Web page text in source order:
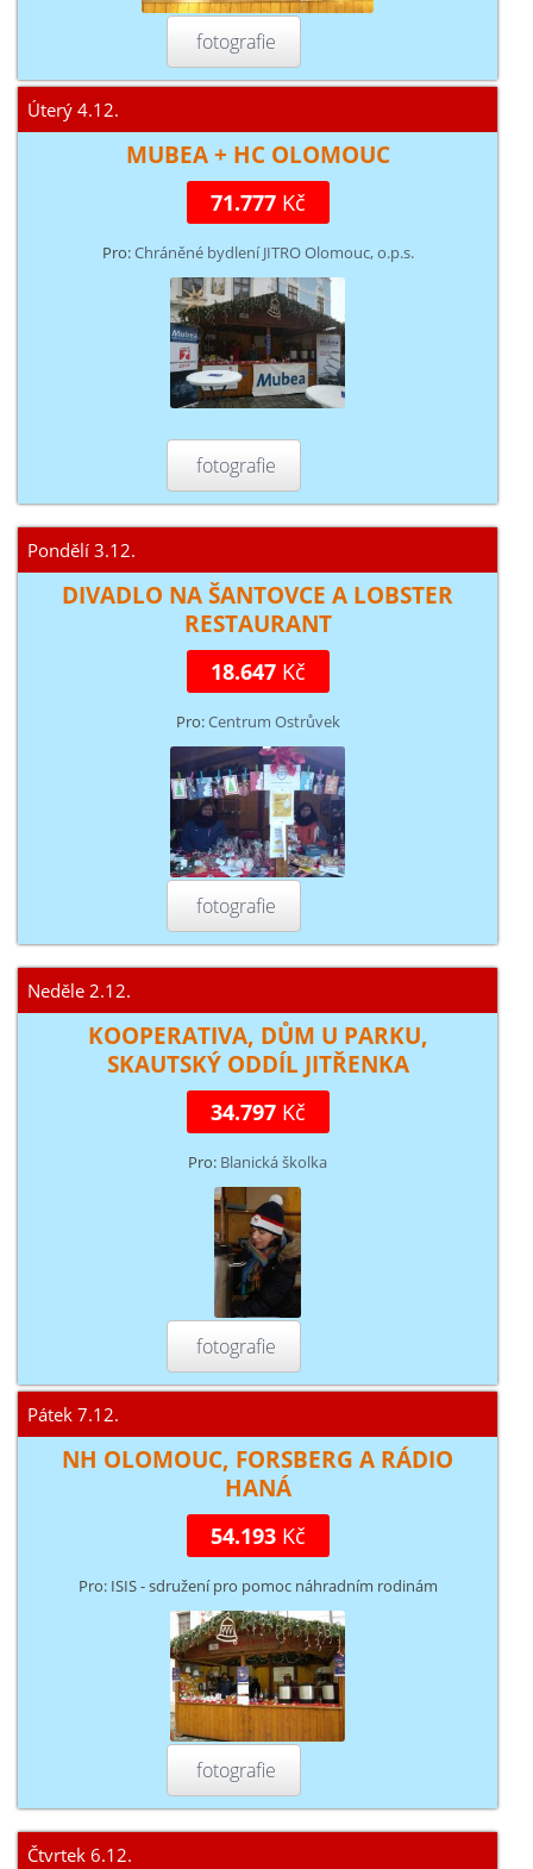
fotografie
Úterý 4.12.
MUBEA + HC OLOMOUC
71.777Kč
Pro:Chráněné bydlení JITRO Olomouc, o.p.s.
fotografie
Pondělí 3.12.
DIVADLO NA ŠANTOVCE A LOBSTER
RESTAURANT
18.647Kč
Pro:Centrum Ostrůvek
fotografie
Neděle 2.12.
KOOPERATIVA, DŮM U PARKU,
SKAUTSKÝ ODDÍL JITŘENKA
34.797Kč
Pro: Blanická školka
fotografie
Pátek 7.12.
NH OLOMOUC, FORSBERG A RÁDIO
HANÁ
54.193Kč
Pro: ISIS - sdružení pro pomoc náhradním rodinám
fotografie
Čtvrtek 6.12.